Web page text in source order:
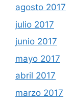
agosto 2017
julio 2017
junio 2017
mayo 2017
abril 2017
marzo 2017